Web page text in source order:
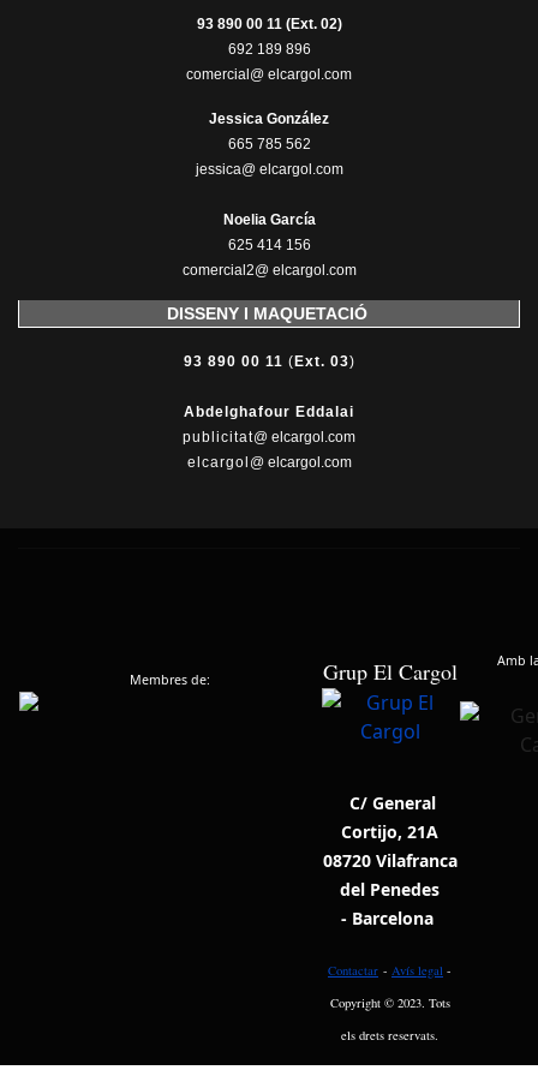
93 890 00 11 (Ext. 02)
692 189 896
comercial@ elcargol.com
Jessica González
665 785 562
jessica@ elcargol.com
Noelia García
625 414 156
comercial2@ elcargol.com
DISSENY I MAQUETACIÓ
93 890 00 11 ( Ext. 03)
Abdelghafour Eddalai
publicitat@ elcargol.com
elcargol @ elcargol.com
Membres de: Grup El Cargol Amb
C/ General
Cortijo, 21A
08720 Vilafranca
del Penedes
- Barcelona
Contactar - Avís legal -
Copyright © 2023. Tots
els drets reservats.